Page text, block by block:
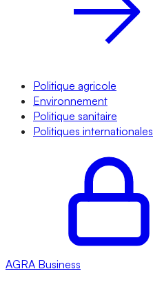
Politique agricole
Environnement
Politique sanitaire
Politiques internationales
AGRA Business